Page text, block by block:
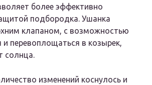
более эффективно
подбородка. Ушанка
клапаном, с возможностью
и перевоплощаться в козырек,
солнца.
изменений коснулось и